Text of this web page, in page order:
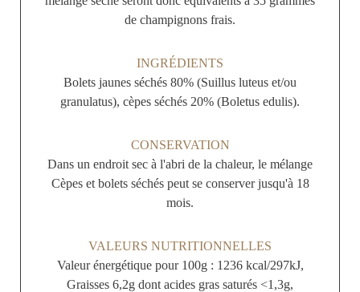
de champignons frais.
INGRÉDIENTS
Bolets jaunes séchés 80% (Suillus luteus et/ou
granulatus), cèpes séchés 20% (Boletus edulis).
CONSERVATION
Dans un endroit sec à l'abri de la chaleur, le mélange
Cèpes et bolets séchés peut se conserver jusqu'à 18
mois.
VALEURS NUTRITIONNELLES
Valeur énergétique pour 100g : 1236 kcal/297kJ,
Graisses 6,2g dont acides gras saturés <1,3g,